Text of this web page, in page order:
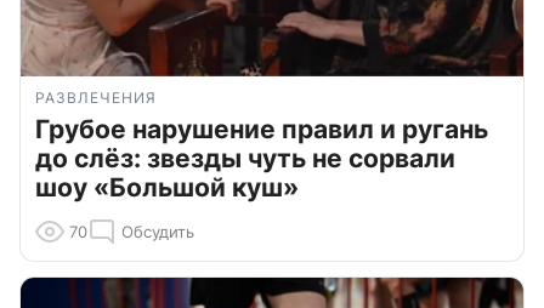
РАЗВЛЕЧЕНИЯ
Грубое нарушение правил и ругань
до слёз: звезды чуть не сорвали
шоу «Большой куш»
70 Обсудить